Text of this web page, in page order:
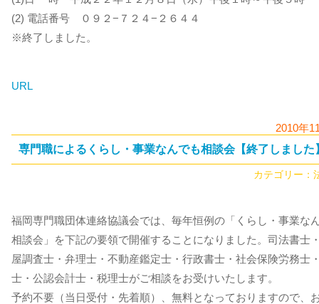
(2) 電話番号 ０９２−７２４−２６４４
※終了しました。
URL
2010年
専門職によるくらし・事業なんでも相談会【終了しました
カテゴリー：
福岡専門職団体連絡協議会では、毎年恒例の「くらし・事業な
相談会」を下記の要領で開催することになりました。司法書士
屋調査士・弁理士・不動産鑑定士・行政書士・社会保険労務士
士・公認会計士・税理士がご相談をお受けいたします。
予約不要（当日受付・先着順）、無料となっておりますので、